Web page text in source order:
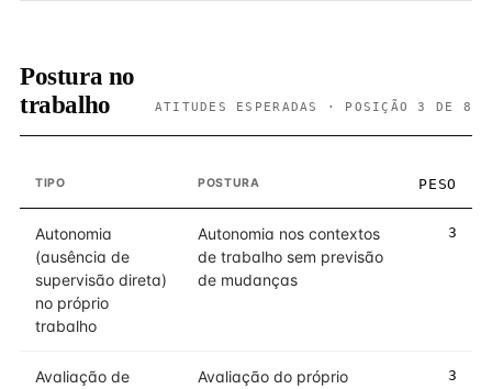
Postura no
trabalho
ATITUDES ESPERADAS · POSIÇÃO 3 DE 8
TIPO POSTURA PESO
Autonomia
(ausência de
supervisão direta)
no próprio
trabalho
Autonomia nos contextos
de trabalho sem previsão
de mudanças
3
Avaliação de
Avaliação do próprio
3